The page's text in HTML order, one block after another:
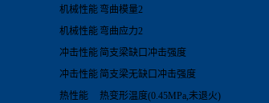
机械性能 弯曲模量2
机械性能 弯曲应力2
冲击性能 简支梁缺口冲击强度
冲击性能 简支梁无缺口冲击强度
热性能
热变形温度(0.45MPa,未退火)